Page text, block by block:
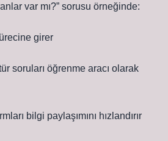
var mı?” sorusu örneğinde:
girer
soruları öğrenme aracı olarak
bilgi paylaşımını hızlandırır